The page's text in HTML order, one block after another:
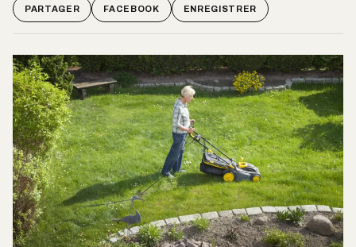
PARTAGER FACEBOOK ENREGISTRER